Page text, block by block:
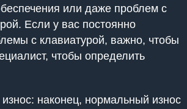
или даже проблем с
Если у вас постоянно
с клавиатурой, важно, чтобы
чтобы определить
наконец, нормальный износ